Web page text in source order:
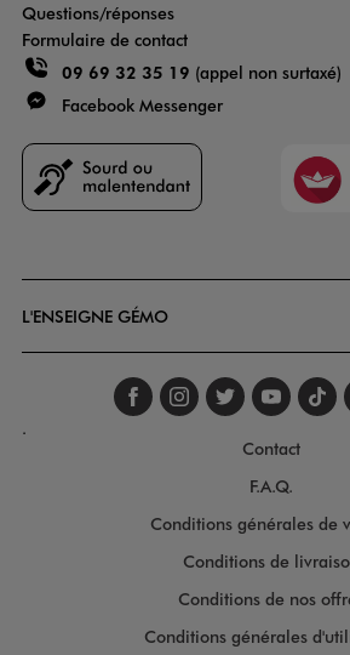
Questions/réponses
Formulaire de contact
09 69 32 35 19 (appel non surtaxé)
Facebook Messenger
Faciliti
L'ENSEIGNE GÉMO
Suivez-nous
Suivez-
.
Contact
F.A.Q.
Conditions générales de
Conditions de
Conditions de nos
Conditions générales